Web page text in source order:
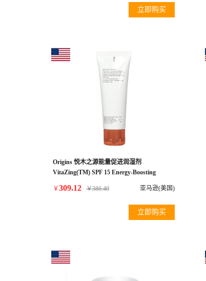
立即购买
Origins 悦木之源能量促进润湿剂
VitaZing(TM) SPF 15 Energy-Boosting
￥309.12 ￥386.40 亚马逊(美国)
立即购买